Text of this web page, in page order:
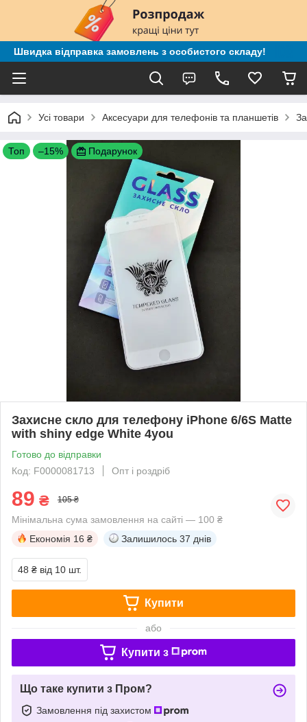
Швидка відправка замовлень з особистого складу!
Усі товари Аксесуари для телефонів та планшетів
Топ –15% Подарунок
Захисне скло для телефону iPhone 6/6S Matte
with shiny edge White 4you
Готово до відправки
Код: F0000081713
Опт і роздріб
89 ₴ 105 ₴
Мінімальна сума замовлення на сайті — 100 ₴
Економія 16 ₴ Залишилось 37 днів
48 ₴ від 10 шт.
Купити
або
Купити з
Що таке купити з Пром?
Замовлення під захистом